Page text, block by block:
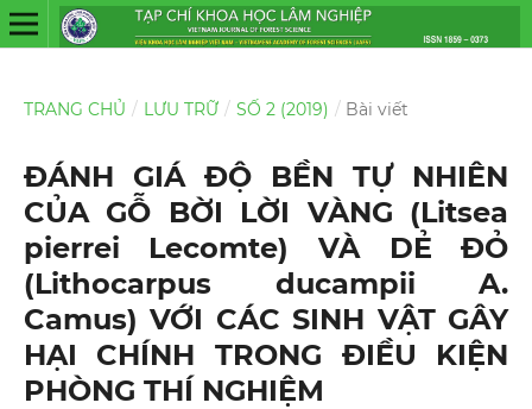
TRANG CHỦ / LƯU TRỮ / SỐ 2 (2019) / Bài viết
ĐÁNH GIÁ ĐỘ BỀN TỰ NHIÊN
CỦA GỖ BỜI LỜI VÀNG (Litsea
pierrei Lecomte) VÀ DẺ ĐỎ
(Lithocarpus ducampii A.
Camus) VỚI CÁC SINH VẬT GÂY
HẠI CHÍNH TRONG ĐIỀU KIỆN
PHÒNG THÍ NGHIỆM